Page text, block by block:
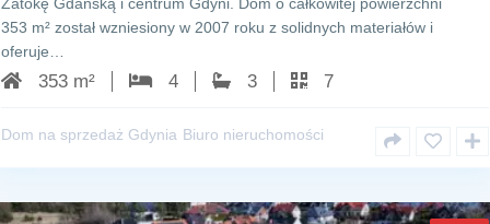
Zatokę Gdańską i centrum Gdyni. Dom o całkowitej powierzchni
353 m² został wzniesiony w 2007 roku z solidnych materiałów i
oferuje…
353 m² 4 3 7
Dom na sprzedaż Gdynia Biuro nieruchomości